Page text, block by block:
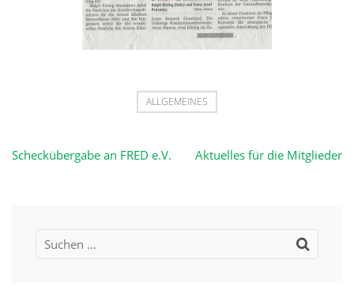
ALLGEMEINES
Beitragsnavigation
Scheckübergabe an FRED e.V. Aktuelles für die Mitglieder
Suchen